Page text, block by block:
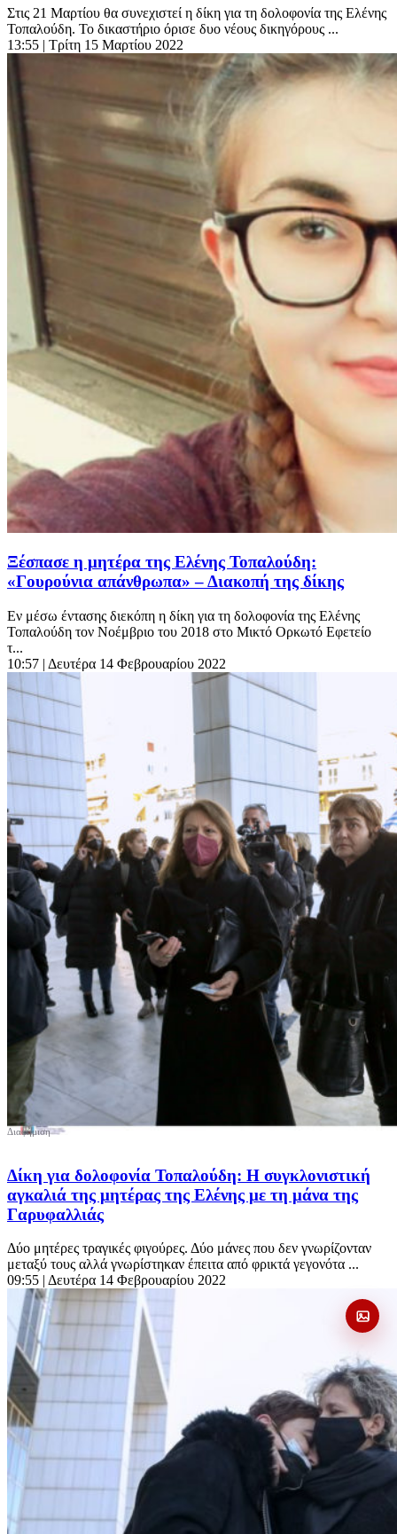
Στις 21 Μαρτίου θα συνεχιστεί η δίκη για τη δολοφονία της Ελένης
Τοπαλούδη. Το δικαστήριο όρισε δυο νέους δικηγόρους ...
13:55 | Τρίτη 15 Μαρτίου 2022
Ξέσπασε η μητέρα της Ελένης Τοπαλούδη:
«Γουρούνια απάνθρωπα» – Διακοπή της δίκης
Εν μέσω έντασης διεκόπη η δίκη για τη δολοφονία της Ελένης
Τοπαλούδη τον Νοέμβριο του 2018 στο Μικτό Ορκωτό Εφετείο
τ...
10:57 | Δευτέρα 14 Φεβρουαρίου 2022
Δίκη για δολοφονία Τοπαλούδη: Η συγκλονιστική
αγκαλιά της μητέρας της Ελένης με τη μάνα της
Γαρυφαλλιάς
Δύο μητέρες τραγικές φιγούρες. Δύο μάνες που δεν γνωρίζονταν
μεταξύ τους αλλά γνωρίστηκαν έπειτα από φρικτά γεγονότα ...
09:55 | Δευτέρα 14 Φεβρουαρίου 2022